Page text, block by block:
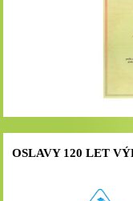
OSLAVY 120 LET